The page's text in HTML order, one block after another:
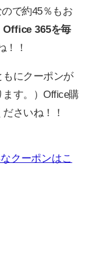
で約45％もお
Office 365を毎
！！
にクーポンが
す。）Office購
ださいね！！
クーポンはこ